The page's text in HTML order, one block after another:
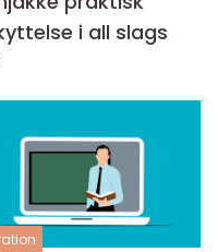
i all slags